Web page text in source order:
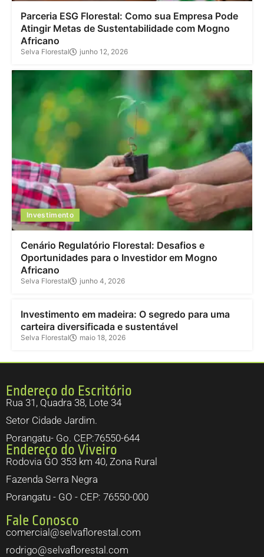
Parceria ESG Florestal: Como sua Empresa Pode
Atingir Metas de Sustentabilidade com Mogno
Africano
Selva Florestal junho 12, 2026
Investimento
Cenário Regulatório Florestal: Desafios e
Oportunidades para o Investidor em Mogno
Africano
Selva Florestal junho 4, 2026
Investimento
Investimento em madeira: O segredo para uma
carteira diversificada e sustentável
Selva Florestal maio 18, 2026
Endereço do Escritório
Rua 31, Quadra 38, Lote 34
Setor Cidade Jardim.
Porangatu- Go. CEP:76550-644
Endereço do Viveiro
Rodovia GO 353 km 40, Zona Rural
Fazenda Serra Negra
Porangatu - GO - CEP: 76550-000
Fale Conosco
comercial@selvaflorestal.com
rodrigo@selvaflorestal.com